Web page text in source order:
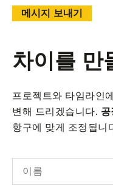
메시지 보내기
차이를 만
프로젝트와 타임라인
변해 드리겠습니다. 공
항구에 맞게 조정됩니